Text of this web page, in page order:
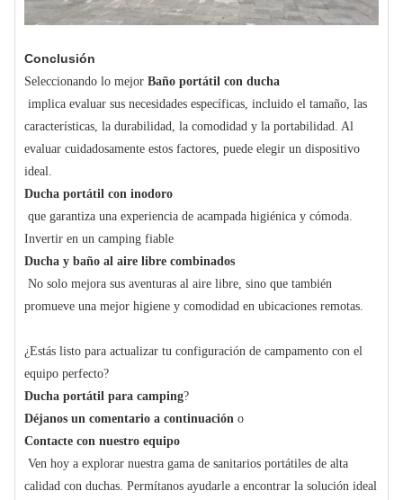
Conclusión
Seleccionando lo mejor Baño portátil con ducha
implica evaluar sus necesidades específicas, incluido el tamaño, las
características, la durabilidad, la comodidad y la portabilidad. Al
evaluar cuidadosamente estos factores, puede elegir un dispositivo
ideal.
Ducha portátil con inodoro
que garantiza una experiencia de acampada higiénica y cómoda.
Invertir en un camping fiable
Ducha y baño al aire libre combinados
No solo mejora sus aventuras al aire libre, sino que también
promueve una mejor higiene y comodidad en ubicaciones remotas.
¿Estás listo para actualizar tu configuración de campamento con el
equipo perfecto?
Ducha portátil para camping?
Déjanos un comentario a continuación o
Contacte con nuestro equipo
Ven hoy a explorar nuestra gama de sanitarios portátiles de alta
calidad con duchas. Permítanos ayudarle a encontrar la solución ideal